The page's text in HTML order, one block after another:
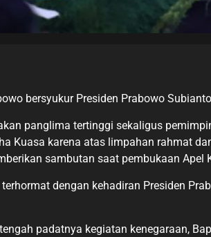
bersyukur Presiden Prabowo
panglima tertinggi sekaligus
Kuasa karena atas limpahan rahmat
sambutan saat pembukaan
dengan kehadiran Presiden
padatnya kegiatan kenegaraan,